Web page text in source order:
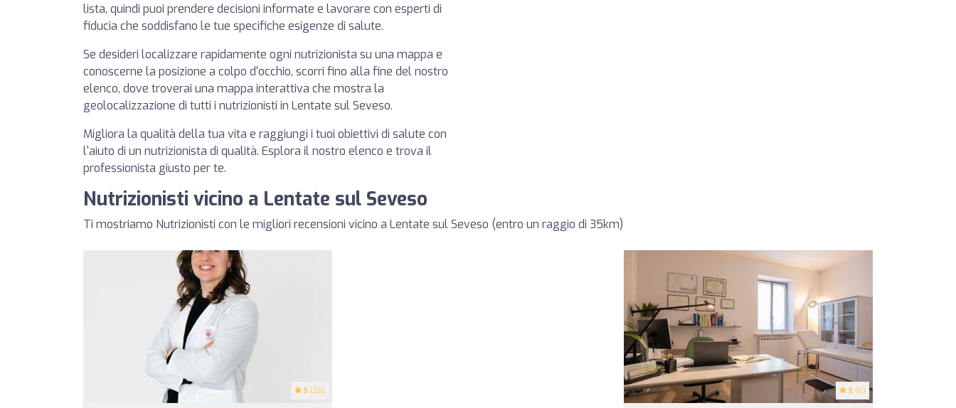
lista, quindi puoi prendere decisioni informate e lavorare con esperti di
fiducia che soddisfano le tue specifiche esigenze di salute.
Se desideri localizzare rapidamente ogni nutrizionista su una mappa e
conoscerne la posizione a colpo d'occhio, scorri fino alla fine del nostro
elenco, dove troverai una mappa interattiva che mostra la
geolocalizzazione di tutti i nutrizionisti in Lentate sul Seveso.
Migliora la qualità della tua vita e raggiungi i tuoi obiettivi di salute con
l'aiuto di un nutrizionista di qualità. Esplora il nostro elenco e trova il
professionista giusto per te.
Nutrizionisti vicino a Lentate sul Seveso
Ti mostriamo Nutrizionisti con le migliori recensioni vicino a Lentate sul Seveso (entro un raggio di 35km)
5 (20) 5 (6)